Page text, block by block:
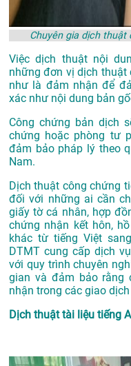
Chuyên gia dịch
Việc dịch thuật nội
những đơn vị dịch thuật
như là đảm nhận để
xác như nội dung bản
Công chứng bản dịch
chứng hoặc phòng tư
đảm bảo pháp lý theo
Nam.
Dịch thuật công chứng
đối với những ai cần
giấy tờ cá nhân, hợp
chứng nhận kết hôn,
khác từ tiếng Việt
DTMT cung cấp dịch
với quy trình chuyên
gian và đảm bảo rằng
nhận trong các giao
Dịch thuật tài liệu tiếng